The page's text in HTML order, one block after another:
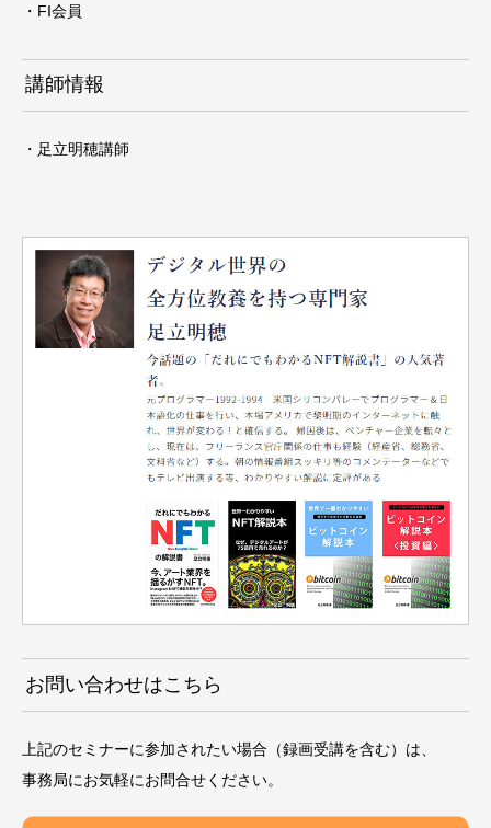
・FI会員
講師情報
・足立明穂講師
お問い合わせはこちら
上記のセミナーに参加されたい場合（録画受講を含む）は、
事務局にお気軽にお問合せください。